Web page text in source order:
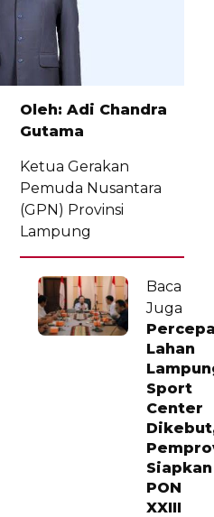
Oleh: Adi Chandra
Gutama
Ketua Gerakan
Pemuda Nusantara
(GPN) Provinsi
Lampung
Baca
Juga
Lahan
Sport
Center
Siapkan
PON
XXIII